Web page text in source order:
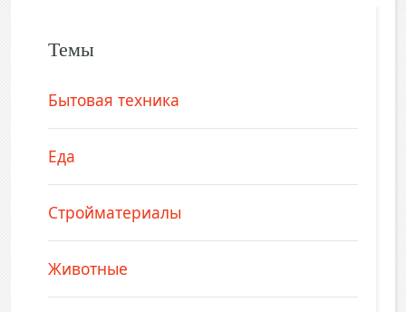
Темы
Бытовая техника
Еда
Стройматериалы
Животные